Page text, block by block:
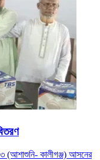
৩ (আশাশুনি- কালীগঞ্জ) আসনের